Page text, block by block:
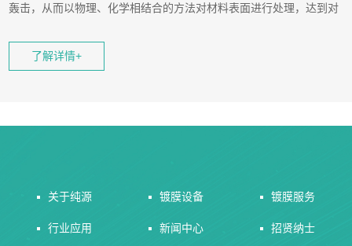
轰击，从而以物理、化学相结合的方法对材料表面进行处理 ，达到对
了解详情+
关于纯源 镀膜设备 镀膜服务
行业应用 新闻中心 招贤纳士